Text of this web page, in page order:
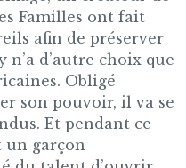
Familles ont fait
afin de préserver
d’autre choix que
Obligé
son pouvoir, il va se
Et pendant ce
un garçon